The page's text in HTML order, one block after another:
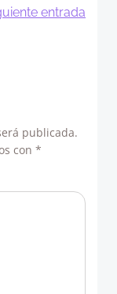
entrada
publicada.
con *